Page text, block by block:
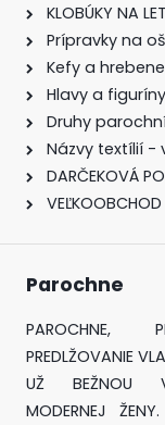
KLOBÚKY NA
Prípravky na
Kefy a hrebene
Hlavy a figuríny
Druhy
Názvy textílií -
DARČEKOVÁ
VEĽKOOBCHOD
Parochne
PAROCHNE,
PREDLŽOVANIE
UŽ BEŽNOU
MODERNEJ